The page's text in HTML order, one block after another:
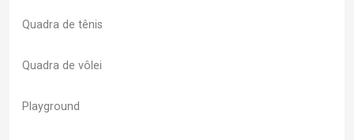
Quadra de tênis
Quadra de vôlei
Playground